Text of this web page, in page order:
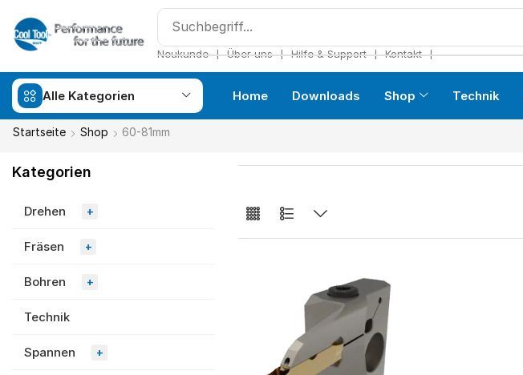
Neukunde ❘ Über uns ❘ Hilfe & Support ❘ Kontakt ❘
Alle Kategorien Home Downloads Shop Technik
Startseite Shop 60-81mm
Kategorien
Drehen +
Fräsen +
Bohren +
Technik
Spannen +